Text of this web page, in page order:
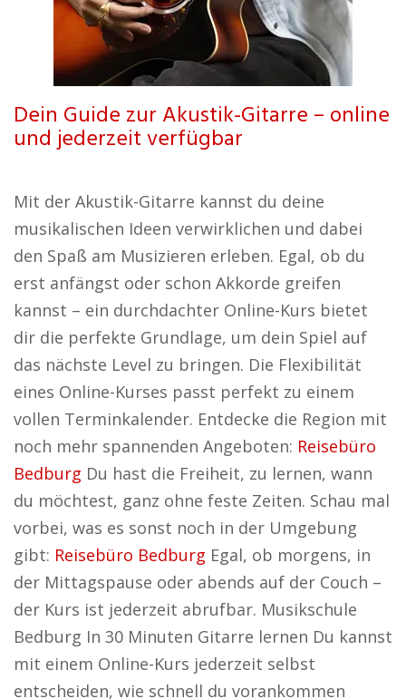
Dein Guide zur Akustik-Gitarre – online
und jederzeit verfügbar
Mit der Akustik-Gitarre kannst du deine
musikalischen Ideen verwirklichen und dabei
den Spaß am Musizieren erleben. Egal, ob du
erst anfängst oder schon Akkorde greifen
kannst – ein durchdachter Online-Kurs bietet
dir die perfekte Grundlage, um dein Spiel auf
das nächste Level zu bringen. Die Flexibilität
eines Online-Kurses passt perfekt zu einem
vollen Terminkalender. Entdecke die Region mit
noch mehr spannenden Angeboten: Reisebüro
Bedburg Du hast die Freiheit, zu lernen, wann
du möchtest, ganz ohne feste Zeiten. Schau mal
vorbei, was es sonst noch in der Umgebung
gibt: Reisebüro Bedburg Egal, ob morgens, in
der Mittagspause oder abends auf der Couch –
der Kurs ist jederzeit abrufbar. Musikschule
Bedburg In 30 Minuten Gitarre lernen Du kannst
mit einem Online-Kurs jederzeit selbst
entscheiden, wie schnell du vorankommen